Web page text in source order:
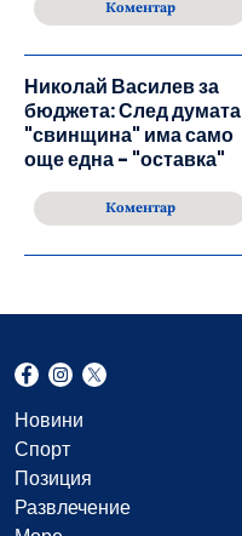
Коментар
Николай Василев за
бюджета: След думата
"свинщина" има само
още една - "оставка"
Коментар
Новини
Спорт
Позиция
Развлечение